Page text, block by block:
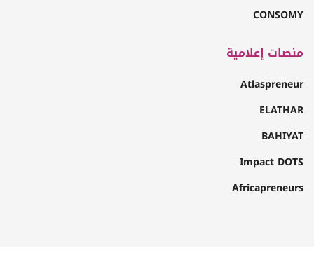
CONSOMY
منصات إعلامية
Atlaspreneur
ELATHAR
BAHIYAT
Impact DOTS
Africapreneurs